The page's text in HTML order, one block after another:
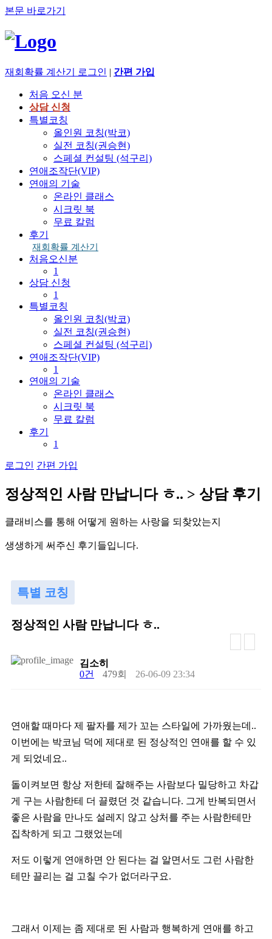
본문 바로가기
재회확률 계산기 로그인 | 간편 가입
처음 오신 분
상담 신청
특별코칭
올인원 코칭(박코)
실전 코칭(권승현)
스페셜 컨설팅 (석구리)
연애조작단(VIP)
연애의 기술
온라인 클래스
시크릿 북
무료 칼럼
후기
재회확률 계산기
처음오신분
1
상담 신청
1
특별코칭
올인원 코칭(박코)
실전 코칭(권승현)
스페셜 컨설팅 (석구리)
연애조작단(VIP)
1
연애의 기술
온라인 클래스
시크릿 북
무료 칼럼
후기
1
로그인 간편 가입
정상적 인 사람 만납니 다 ㅎ.. > 상담 후기
클래 비 스를 통해 어 떻게 원하는 사랑을 되 찾았는지
생생하게 써 주신 후기 들입니 다.
특별 코칭
정상적인 사람 만납니다 ㅎ..
김소히
0건
479회 26-06-09 23:34
연애할 때마다 제 팔자를 제가 꼬는 스타일에 가까웠는데..
이번에는 박코님 덕에 제대로 된 정상적인 연애를 할 수 있
게 되었네요..
돌이켜보면 항상 저한테 잘해주는 사람보다 밀당하고 차갑
게 구는 사람한테 더 끌렸던 것 같습니다. 그게 반복되면서
좋은 사람을 만나도 설레지 않고 상처를 주는 사람한테만
집착하게 되고 그랬었는데
저도 이렇게 연애하면 안 된다는 걸 알면서도 그런 사람한
테만 끌리는 걸 고칠 수가 없더라구요.
그래서 이제는 좀 제대로 된 사람과 행복하게 연애를 하고